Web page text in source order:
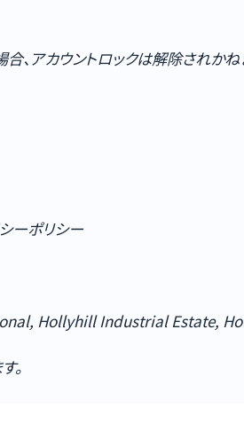
、アカウントロックは解除されかね
ーポリシー
Hollyhill Industrial Estate,
。